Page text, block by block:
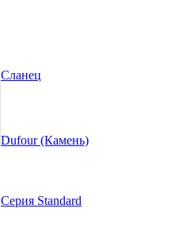
Сланец
Dufour (Камень)
Серия Standard